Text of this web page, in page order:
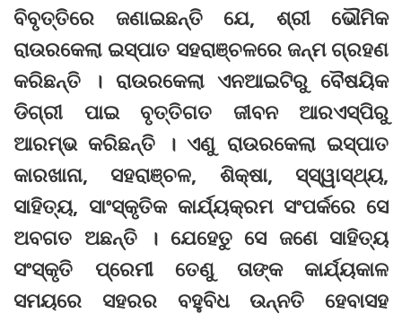
ବିବୃତ୍ତିରେ ଜଣାଇଛନ୍ତି ଯେ, ଶ୍ରୀ ଭୌମିକ
ରାଉରକେଲା ଇସ୍ପାତ ସହରାଞ୍ଚଳରେ ଜନ୍ମ ଗ୍ରହଣ
କରିଛନ୍ତି । ରାଉରକେଲା ଏନଆଇଟିରୁ ବୈଷୟିକ
ଡିଗ୍ରୀ ପାଇ ବୃତ୍ତିଗତ ଜୀବନ ଆରଏସ୍‌ପିରୁ
ଆରମ୍ଭ କରିଛନ୍ତି । ଏଣୁ ରାଉରକେଲା ଇସ୍ପାତ
କାରଖାନା, ସହରାଞ୍ଚଳ, ଶିକ୍ଷା, ସ୍‌ସ୍ୱାସ୍ଥ୍ୟ,
ସାହିତ୍ୟ, ସାଂସ୍କୃତିକ କାର୍ଯ୍ୟକ୍ରମ ସଂପର୍କରେ ସେ
ଅବଗତ ଅଛନ୍ତି । ଯେହେତୁ ସେ ଜଣେ ସାହିତ୍ୟ
ସଂସ୍କୃତି ପ୍ରେମୀ ତେଣୁ ତାଙ୍କ କାର୍ଯ୍ୟକାଳ
ସମୟରେ ସହରର ବହୁବିଧ ଉନ୍ନତି ହେବାସହ